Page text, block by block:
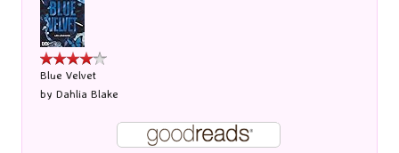
Blue Velvet
by Dahlia Blake